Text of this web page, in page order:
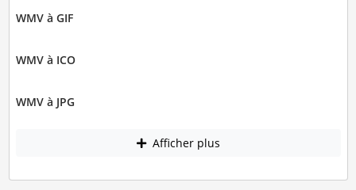
WMV à GIF
WMV à ICO
WMV à JPG
Afficher plus